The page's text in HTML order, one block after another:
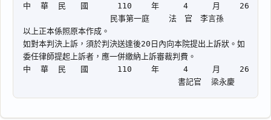
鍵
全
複製給 AI
去換行複製